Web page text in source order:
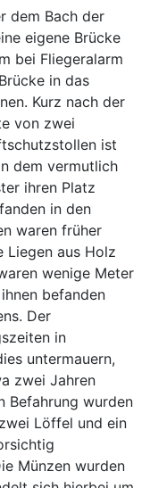
dem Bach der
eigene Brücke
bei Fliegeralarm
in das
Kurz nach der
von zwei
ist
dem vermutlich
ihren Platz
in den
waren früher
Liegen aus Holz
wenige Meter
befanden
Der
in
untermauern,
zwei Jahren
Befahrung wurden
Löffel und ein
Münzen wurden